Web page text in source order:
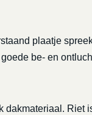
plaatje
goede be- en
dakmateriaal. Riet